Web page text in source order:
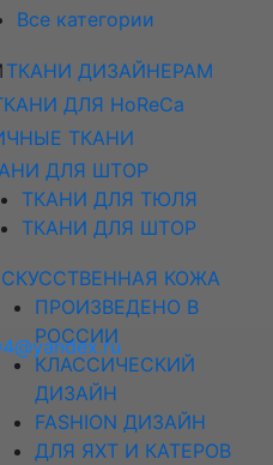
Все категории
ТКАНИ ДИЗАЙНЕРАМ
ДЛЯ HoReCa
ТКАНИ
ДЛЯ ШТОР
ТКАНИ ДЛЯ ТЮЛЯ
ТКАНИ ДЛЯ ШТОР
КОЖА
ПРОИЗВЕДЕНО В
РОССИИ
КЛАССИЧЕСКИЙ
ДИЗАЙН
FASHION ДИЗАЙН
ДЛЯ ЯХТ И КАТЕРОВ